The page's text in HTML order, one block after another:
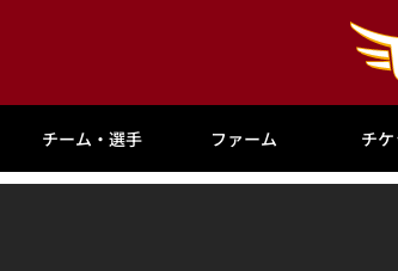
チーム・選手 ファーム チ